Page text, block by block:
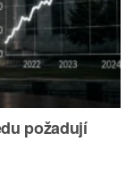
požadují